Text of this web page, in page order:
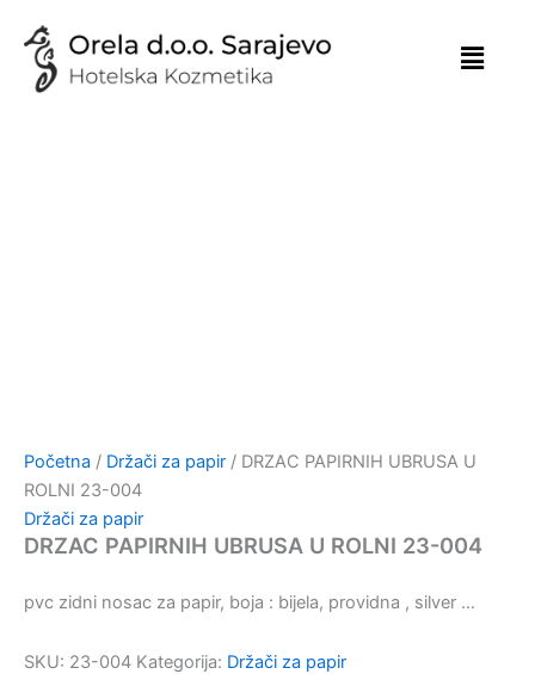
content
Početna / Držači za papir / DRZAC PAPIRNIH UBRUSA U
ROLNI 23-004
Držači za papir
DRZAC PAPIRNIH UBRUSA U ROLNI 23-004
pvc zidni nosac za papir, boja : bijela, providna , silver …
SKU: 23-004 Kategorija: Držači za papir